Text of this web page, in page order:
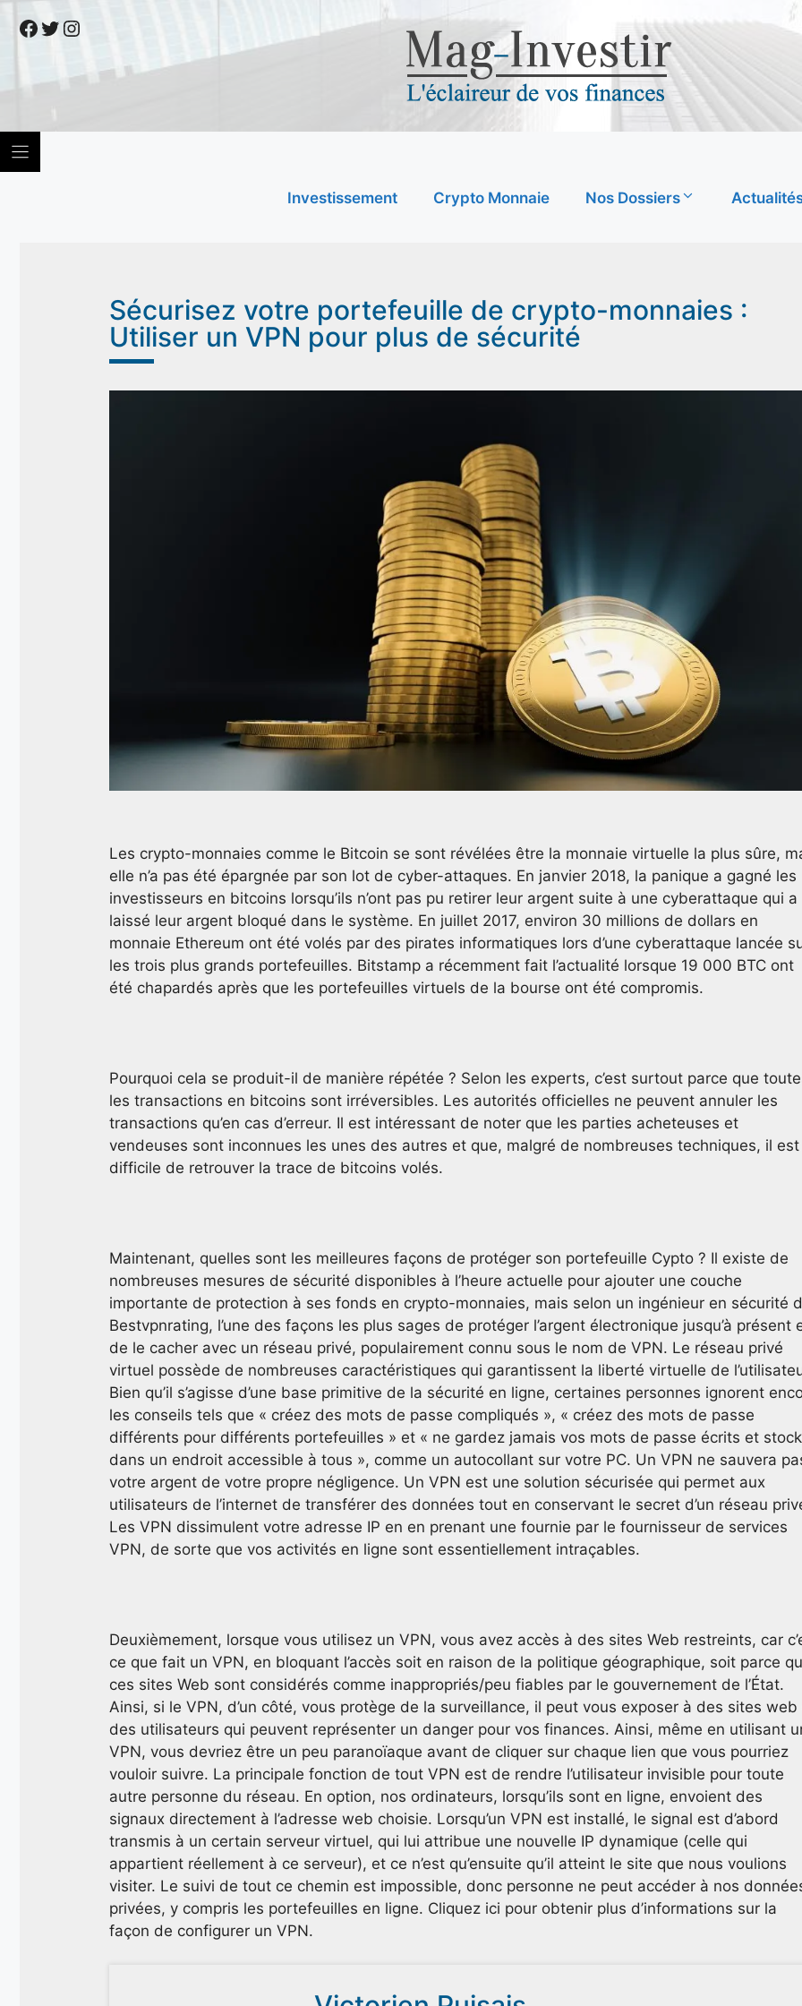
Facebook
Twitter
Instagram
Investissement Crypto Monnaie Nos Dossiers
Sécurisez votre portefeuille de crypto-monnaies :
Utiliser un VPN pour plus de sécurité
Les crypto-monnaies comme le Bitcoin se sont révélées être la monnaie virtuelle la plus sûre,
elle n’a pas été épargnée par son lot de cyber-attaques. En janvier 2018, la panique a gagné les
investisseurs en bitcoins lorsqu’ils n’ont pas pu retirer leur argent suite à une cyberattaque qui a
laissé leur argent bloqué dans le système. En juillet 2017, environ 30 millions de dollars en
monnaie Ethereum ont été volés par des pirates informatiques lors d’une cyberattaque lancée
les trois plus grands portefeuilles. Bitstamp a récemment fait l’actualité lorsque 19 000 BTC ont
été chapardés après que les portefeuilles virtuels de la bourse ont été compromis.
Pourquoi cela se produit-il de manière répétée ? Selon les experts, c’est surtout parce que
les transactions en bitcoins sont irréversibles. Les autorités officielles ne peuvent annuler les
transactions qu’en cas d’erreur. Il est intéressant de noter que les parties acheteuses et
vendeuses sont inconnues les unes des autres et que, malgré de nombreuses techniques, il est
difficile de retrouver la trace de bitcoins volés.
Maintenant, quelles sont les meilleures façons de protéger son portefeuille Cypto ? Il existe de
nombreuses mesures de sécurité disponibles à l’heure actuelle pour ajouter une couche
importante de protection à ses fonds en crypto-monnaies, mais selon un ingénieur en sécurité
Bestvpnrating, l’une des façons les plus sages de protéger l’argent électronique jusqu’à présent
de le cacher avec un réseau privé, populairement connu sous le nom de VPN. Le réseau privé
virtuel possède de nombreuses caractéristiques qui garantissent la liberté virtuelle de
Bien qu’il s’agisse d’une base primitive de la sécurité en ligne, certaines personnes ignorent
les conseils tels que « créez des mots de passe compliqués », « créez des mots de passe
différents pour différents portefeuilles » et « ne gardez jamais vos mots de passe écrits et
dans un endroit accessible à tous », comme un autocollant sur votre PC. Un VPN ne sauvera
votre argent de votre propre négligence. Un VPN est une solution sécurisée qui permet aux
utilisateurs de l’internet de transférer des données tout en conservant le secret d’un réseau
Les VPN dissimulent votre adresse IP en en prenant une fournie par le fournisseur de services
VPN, de sorte que vos activités en ligne sont essentiellement intraçables.
Deuxièmement, lorsque vous utilisez un VPN, vous avez accès à des sites Web restreints, car
ce que fait un VPN, en bloquant l’accès soit en raison de la politique géographique, soit parce
ces sites Web sont considérés comme inappropriés/peu fiables par le gouvernement de l’État.
Ainsi, si le VPN, d’un côté, vous protège de la surveillance, il peut vous exposer à des sites web
des utilisateurs qui peuvent représenter un danger pour vos finances. Ainsi, même en utilisant
VPN, vous devriez être un peu paranoïaque avant de cliquer sur chaque lien que vous pourriez
vouloir suivre. La principale fonction de tout VPN est de rendre l’utilisateur invisible pour toute
autre personne du réseau. En option, nos ordinateurs, lorsqu’ils sont en ligne, envoient des
signaux directement à l’adresse web choisie. Lorsqu’un VPN est installé, le signal est d’abord
transmis à un certain serveur virtuel, qui lui attribue une nouvelle IP dynamique (celle qui
appartient réellement à ce serveur), et ce n’est qu’ensuite qu’il atteint le site que nous voulions
visiter. Le suivi de tout ce chemin est impossible, donc personne ne peut accéder à nos
privées, y compris les portefeuilles en ligne. Cliquez ici pour obtenir plus d’informations sur la
façon de configurer un VPN.